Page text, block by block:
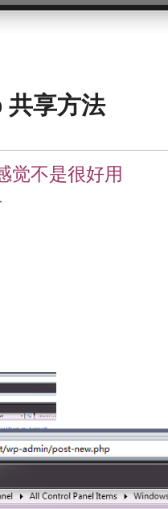
享方法
觉不是很好用